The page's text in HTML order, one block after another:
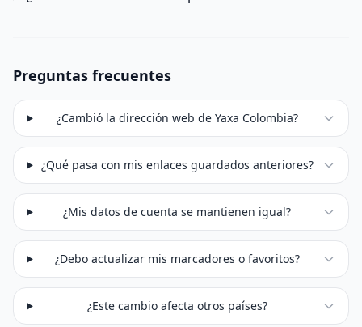
Preguntas frecuentes
¿Cambió la dirección web de Yaxa Colombia?
¿Qué pasa con mis enlaces guardados anteriores?
¿Mis datos de cuenta se mantienen igual?
¿Debo actualizar mis marcadores o favoritos?
¿Este cambio afecta otros países?